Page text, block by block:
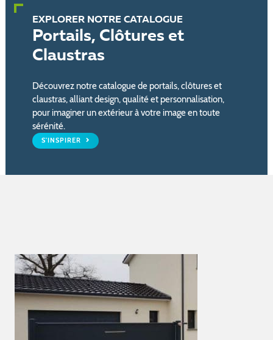
EXPLORER NOTRE CATALOGUE
Portails, Clôtures et
Claustras
Découvrez notre catalogue de portails, clôtures et
claustras, alliant design, qualité et personnalisation,
pour imaginer un extérieur à votre image en toute
sérénité.
S'INSPIRER